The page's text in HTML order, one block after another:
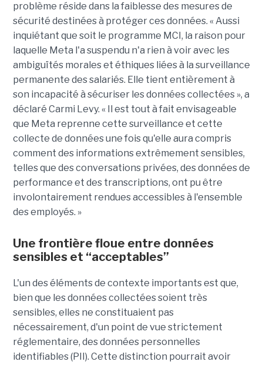
problème réside dans la faiblesse des mesures de
sécurité destinées à protéger ces données. « Aussi
inquiétant que soit le programme MCI, la raison pour
laquelle Meta l'a suspendu n'a rien à voir avec les
ambiguïtés morales et éthiques liées à la surveillance
permanente des salariés. Elle tient entièrement à
son incapacité à sécuriser les données collectées », a
déclaré Carmi Levy. « Il est tout à fait envisageable
que Meta reprenne cette surveillance et cette
collecte de données une fois qu'elle aura compris
comment des informations extrêmement sensibles,
telles que des conversations privées, des données de
performance et des transcriptions, ont pu être
involontairement rendues accessibles à l'ensemble
des employés. »
Une frontière floue entre données
sensibles et “acceptables”
L'un des éléments de contexte importants est que,
bien que les données collectées soient très
sensibles, elles ne constituaient pas
nécessairement, d'un point de vue strictement
réglementaire, des données personnelles
identifiables (PII). Cette distinction pourrait avoir